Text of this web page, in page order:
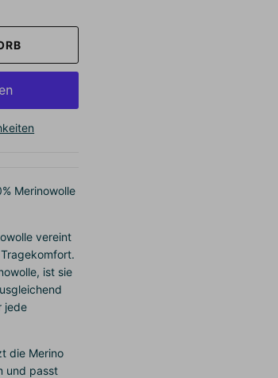
Merinowolle
vereint
ist sie
jede
die Merino
und passt